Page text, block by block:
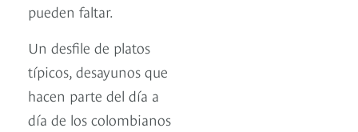
pueden faltar.
Un desfile de platos
típicos, desayunos que
hacen parte del día a
día de los colombianos